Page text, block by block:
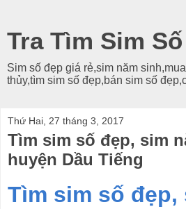
Tra Tìm Sim
Sim số đẹp giá rẻ,sim năm
thủy,tìm sim số đẹp,bán sim số
Thứ Hai, 27 tháng 3, 2017
Tìm sim số đẹp, sim
huyện Dầu Tiếng
Tìm sim số đẹp,